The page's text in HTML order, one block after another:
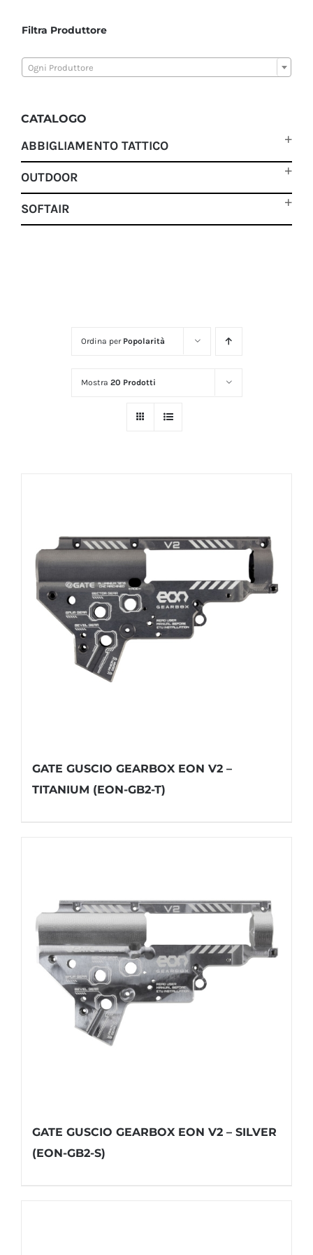
Ordina per Popolarità
Mostra 20 Prodotti
GATE GUSCIO GEARBOX EON V2 –
TITANIUM (EON-GB2-T)
GATE GUSCIO GEARBOX EON V2 – SILVER
(EON-GB2-S)
Filtra Produttore
Ogni Produttore
CATALOGO
ABBIGLIAMENTO TATTICO
OUTDOOR
SOFTAIR